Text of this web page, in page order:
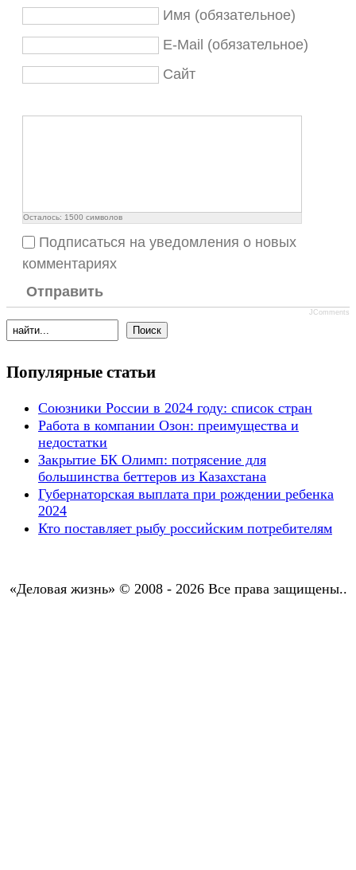
Имя (обязательное)
E-Mail (обязательное)
Сайт
Осталось: 1500 символов
Подписаться на уведомления о новых
комментариях
Отправить
JComments
Популярные статьи
Союзники России в 2024 году: список стран
Работа в компании Озон: преимущества и
недостатки
Закрытие БК Олимп: потрясение для
большинства беттеров из Казахстана
Губернаторская выплата при рождении ребенка
2024
Кто поставляет рыбу российским потребителям
«Деловая жизнь» © 2008 - 2026 Все права защищены..